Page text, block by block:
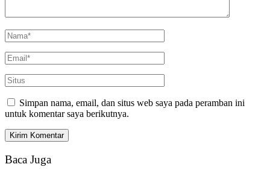
Simpan nama, email, dan situs web saya pada peramban ini
untuk komentar saya berikutnya.
Baca Juga